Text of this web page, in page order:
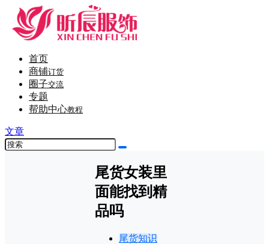
首页
商铺订货
圈子交流
专题
帮助中心教程
文章
尾货女装里
面能找到精
品吗
尾货知识